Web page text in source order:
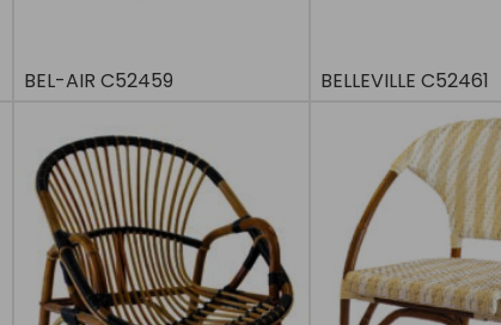
BEL-AIR C52459 BELLEVILLE C52461